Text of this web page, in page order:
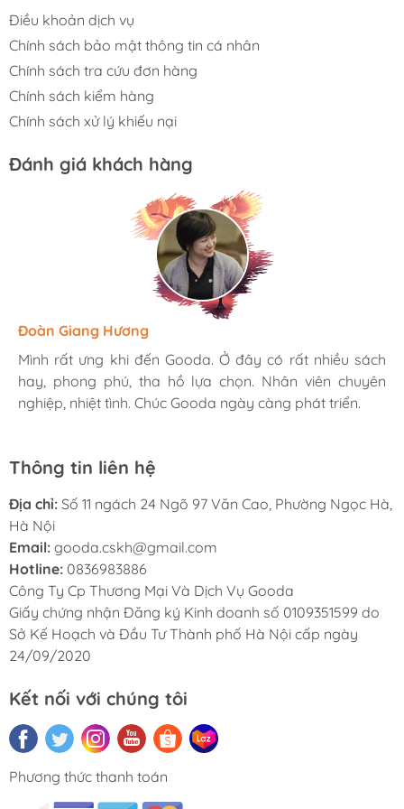
Điều khoản dịch vụ
Chính sách bảo mật thông tin cá nhân
Chính sách tra cứu đơn hàng
Chính sách kiểm hàng
Chính sách xử lý khiếu nại
Đánh giá khách hàng
Hương Suri
Mình rất ưng khi đến Gooda. Ở đây có rất nhiều sách
hay, phong phú, tha hồ lựa chọn. Nhân viên chuyên
nghiệp, nhiệt tình. Chúc Gooda ngày càng phát triển.
Đoàn Giang Hương
Mình rất ưng khi đến Gooda. Ở đây có rất nhiều sách
hay, phong phú, tha hồ lựa chọn. Nhân viên chuyên
nghiệp, nhiệt tình. Chúc Gooda ngày càng phát triển.
Ngọc Anh
Mình rất ưng khi đến Gooda. Ở đây có rất nhiều sách
hay, phong phú, tha hồ lựa chọn. Nhân viên chuyên
nghiệp, nhiệt tình. Chúc Gooda ngày càng phát triển.
Thông tin liên hệ
Địa chỉ: Số 11 ngách 24 Ngõ 97 Văn Cao, Phường Ngọc Hà,
Hà Nội
Email: gooda.cskh@gmail.com
Hotline: 0836983886
Công Ty Cp Thương Mại Và Dịch Vụ Gooda
Giấy chứng nhận Đăng ký Kinh doanh số 0109351599 do
Sở Kế Hoạch và Đầu Tư Thành phố Hà Nội cấp ngày
24/09/2020
Kết nối với chúng tôi
Phương thức thanh toán